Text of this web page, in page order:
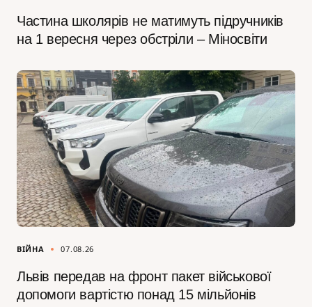
Частина школярів не матимуть підручників
на 1 вересня через обстріли – Міносвіти
ВІЙНА 07.08.26
Львів передав на фронт пакет військової
допомоги вартістю понад 15 мільйонів